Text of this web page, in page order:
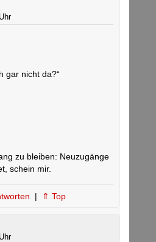
gar nicht da?“
zu bleiben: Neuzugänge
schein mir.
| ⇑ Top